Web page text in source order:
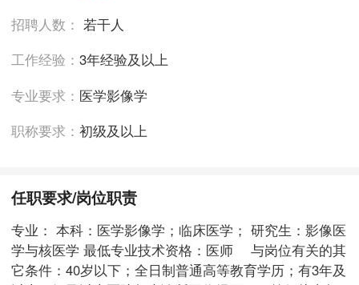
招聘人数：若干人
工作经验：3年经验及以上
专业要求： 医学影像学
职称要求：初级及以上
任职要求/岗位职责
专业： 本科：医学影像学；临床医学； 研究生：影像医
学与核医学 最低专业技术资格：医师 与岗位有关的其
它条件：40岁以下；全日制普通高等教育学历；有3年及